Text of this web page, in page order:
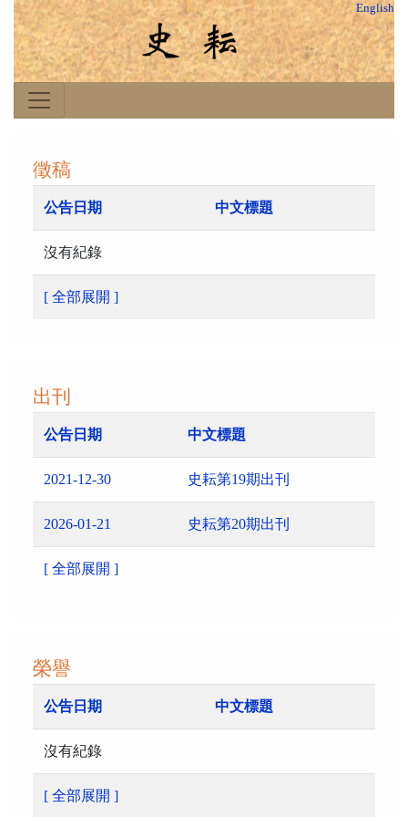
English
徵稿
公告日期 中文標題
沒有紀錄
[ 全部展開 ]
出刊
公告日期 中文標題
2021-12-30 史耘第19期出刊
2026-01-21 史耘第20期出刊
[ 全部展開 ]
榮譽
公告日期 中文標題
沒有紀錄
[ 全部展開 ]